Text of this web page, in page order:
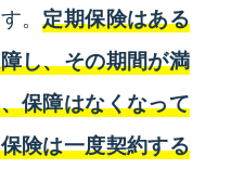
。定期保険はある
し、その期間が満
保障はなくなって
険は一度契約する